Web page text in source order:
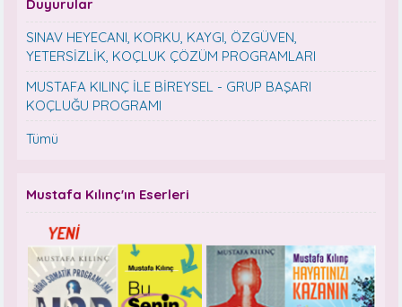
Duyurular
SINAV HEYECANI, KORKU, KAYGI, ÖZGÜVEN,
YETERSİZLİK, KOÇLUK ÇÖZÜM PROGRAMLARI
MUSTAFA KILINÇ İLE BİREYSEL - GRUP BAŞARI
KOÇLUĞU PROGRAMI
Tümü
Mustafa Kılınç'ın Eserleri